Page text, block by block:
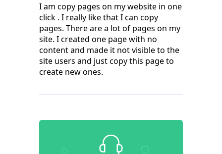
I am copy pages on my website in one
click . I really like that I can copy
pages. There are a lot of pages on my
site. I created one page with no
content and made it not visible to the
site users and just copy this page to
create new ones.